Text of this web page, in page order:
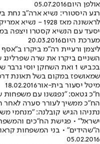
אולפן היום05.07.2016
רגע היסטורי: נשיא ארה"ב נחת
לראשונה מאז
יסעד עם הנשיא קסטרו ויצפה
מערכת היום20.03.2016
ליצמן ורעיית רה"מ ביקרו
השניים ביקרו את שרה
בכביש 1 ואת השחקן יוסי
שמאושפז במקום בשל תאונת
מיטל יסעור בית-אור18.02.2016
ח"כ גטאס: "נפגשנו עם משפחות
הח"כ ממשיך לעורר סערה
נתניהו הגיש קובלנה: "מנחמי
ישראל" • פגישת הח"כים
ה"שהידים" • בני המשפחות
05.02.2016